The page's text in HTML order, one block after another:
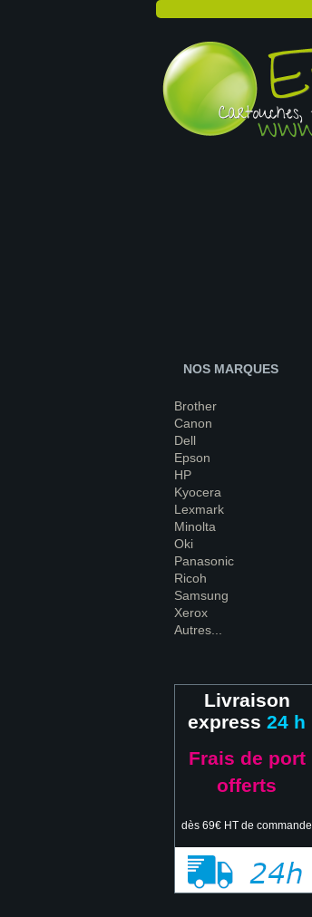
NOS MARQUES
Brother
Canon
Dell
Epson
HP
Kyocera
Lexmark
Minolta
Oki
Panasonic
Ricoh
Samsung
Xerox
Autres...
Livraison
express 24 h
Frais de port
offerts
dès 69€ HT de commande